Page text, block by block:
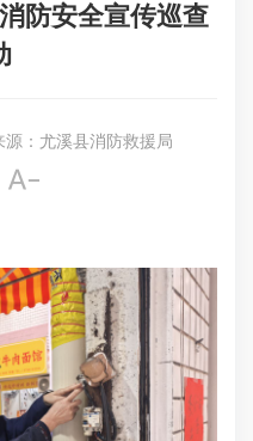
防安全宣传巡查
源：尤溪县消防救援局
